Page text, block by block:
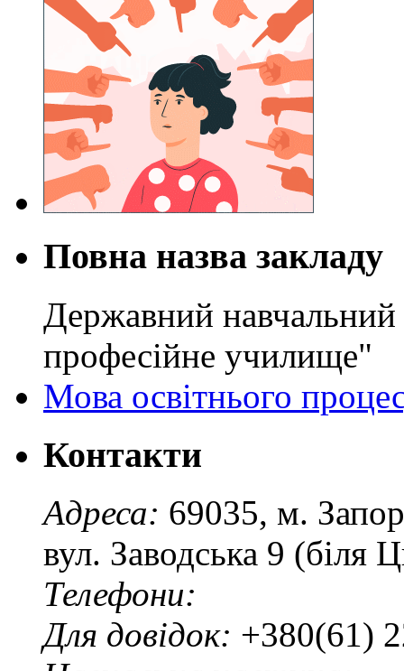
Повна назва закладу
Державний навчальний
професійне училище"
Мова освітнього
Контакти
Адреса: 69035, м.
вул. Заводська 9 (біля
Телефони:
Для довідок: +380(61)